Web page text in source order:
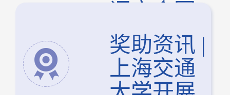
满结束
奖助资讯 |
上海交通